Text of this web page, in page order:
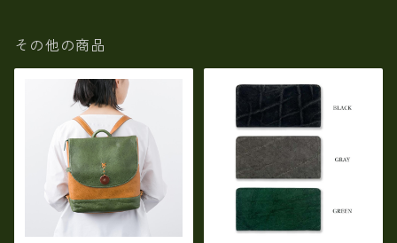
その他の商品